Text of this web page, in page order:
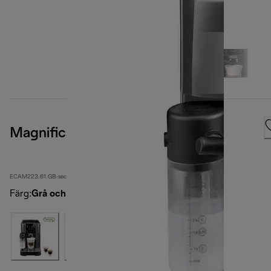
Magnifica Start
ECAM223.61.GB-second
Färg:Grå och svart